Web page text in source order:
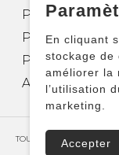
Partitions
Partitions
Partitions
Autres produits
TOUS DROITS RÉSERVÉS
En cliquant
stockage de
améliorer la
l’utilisation
marketing.
Accepter